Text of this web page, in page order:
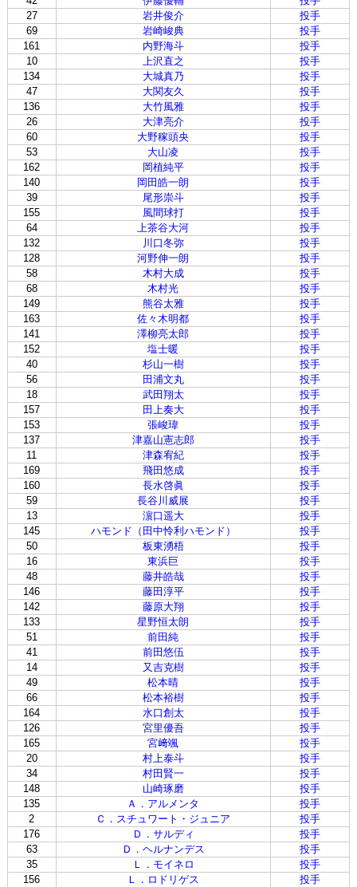
27
岩井俊介
投手
69
岩崎峻典
投手
161
内野海斗
投手
10
上沢直之
投手
134
大城真乃
投手
47
大関友久
投手
136
大竹風雅
投手
26
大津亮介
投手
60
大野稼頭央
投手
53
大山凌
投手
162
岡植純平
投手
140
岡田皓一朗
投手
39
尾形崇斗
投手
155
風間球打
投手
64
上茶谷大河
投手
132
川口冬弥
投手
128
河野伸一朗
投手
58
木村大成
投手
68
木村光
投手
149
熊谷太雅
投手
163
佐々木明都
投手
141
澤柳亮太郎
投手
152
塩士暖
投手
40
杉山一樹
投手
56
田浦文丸
投手
18
武田翔太
投手
157
田上奏大
投手
153
張峻瑋
投手
137
津嘉山憲志郎
投手
11
津森宥紀
投手
169
飛田悠成
投手
160
長水啓眞
投手
59
長谷川威展
投手
13
濵口遥大
投手
145
ハモンド（田中怜利ハモンド）
投手
50
板東湧梧
投手
16
東浜巨
投手
48
藤井皓哉
投手
146
藤田淳平
投手
142
藤原大翔
投手
133
星野恒太朗
投手
51
前田純
投手
41
前田悠伍
投手
14
又吉克樹
投手
49
松本晴
投手
66
松本裕樹
投手
164
水口創太
投手
126
宮里優吾
投手
165
宮﨑颯
投手
20
村上泰斗
投手
34
村田賢一
投手
148
山崎琢磨
投手
135
Ａ．アルメンタ
投手
2
Ｃ．スチュワート・ジュニア
投手
176
Ｄ．サルディ
投手
63
Ｄ．ヘルナンデス
投手
35
Ｌ．モイネロ
投手
156
Ｌ．ロドリゲス
投手